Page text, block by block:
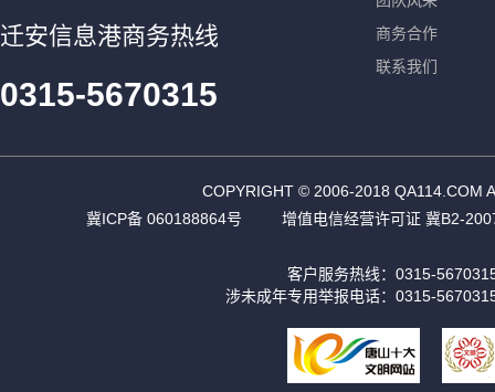
迁安信息港商务热线
0315-5670315
商务合作
联系我们
COPYRIGHT © 2006-2018 QA114.COM
冀ICP备 060188864号
增值电信经营许可证 冀B2-
客户服务热线：0315-
涉未成年专用举报电话：0315-